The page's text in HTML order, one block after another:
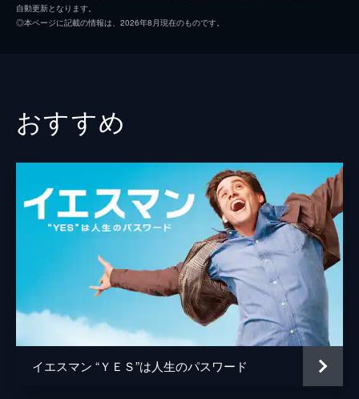
キャリー・ヘルナンデス
トム・エヴェレット・スコット
ミーガン・フェイ
デイモン・ガプトン
ジョシュ・ペンス
トレヴァー・リサウアー
自動更新となります。
◎本ページに記載の情報は、2026年8月現在のものです。
おすすめ
イエスマン “ＹＥＳ”は人生のパスワード